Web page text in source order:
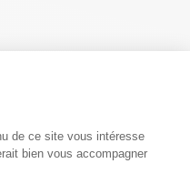
de ce site vous intéresse
bien vous accompagner